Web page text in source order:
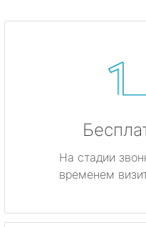
На стадии
временем